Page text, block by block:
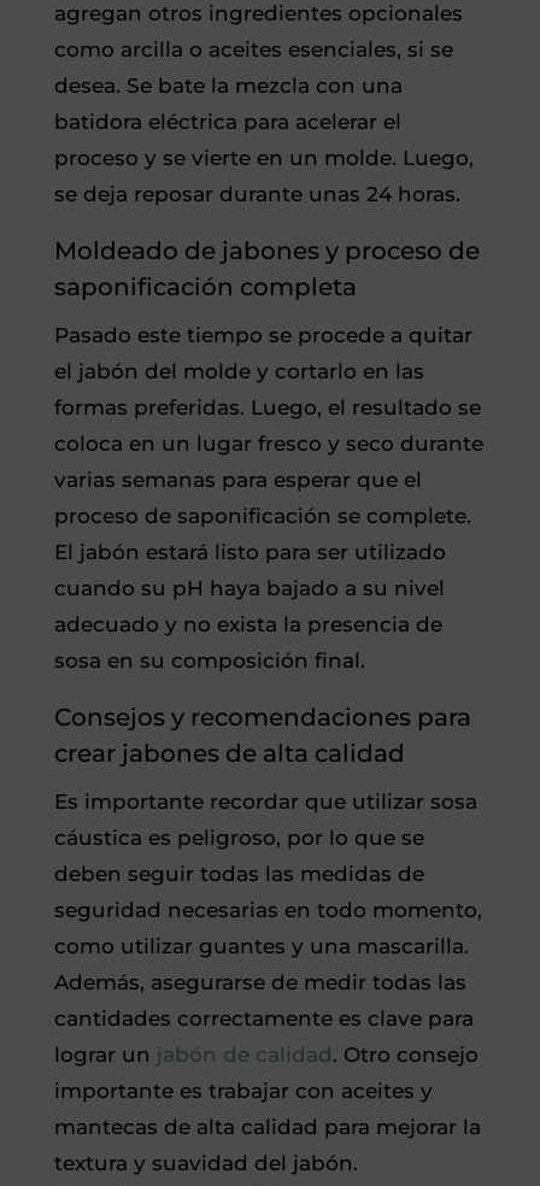
agregan otros ingredientes opcionales
como arcilla o aceites esenciales, si se
desea. Se bate la mezcla con una
batidora eléctrica para acelerar el
proceso y se vierte en un molde. Luego,
se deja reposar durante unas 24 horas.
Moldeado de jabones y proceso de
saponificación completa
Pasado este tiempo se procede a quitar
el jabón del molde y cortarlo en las
formas preferidas. Luego, el resultado se
coloca en un lugar fresco y seco durante
varias semanas para esperar que el
proceso de saponificación se complete.
El jabón estará listo para ser utilizado
cuando su pH haya bajado a su nivel
adecuado y no exista la presencia de
sosa en su composición final.
Consejos y recomendaciones para
crear jabones de alta calidad
Es importante recordar que utilizar sosa
cáustica es peligroso, por lo que se
deben seguir todas las medidas de
seguridad necesarias en todo momento,
como utilizar guantes y una mascarilla.
Además, asegurarse de medir todas las
cantidades correctamente es clave para
lograr un jabón de calidad . Otro consejo
importante es trabajar con aceites y
mantecas de alta calidad para mejorar la
textura y suavidad del jabón.